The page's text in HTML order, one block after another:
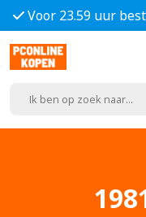
Voor 23.59 uur